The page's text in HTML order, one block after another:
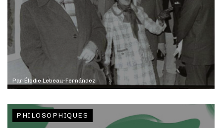
Par Élodie Lebeau-Fernández
PHILOSOPHIQUES